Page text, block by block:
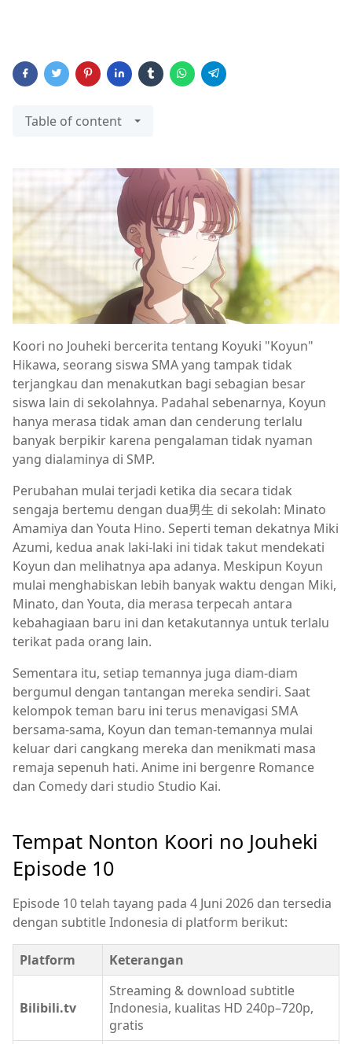
Table of content
Koori no Jouheki bercerita tentang Koyuki "Koyun"
Hikawa, seorang siswa SMA yang tampak tidak
terjangkau dan menakutkan bagi sebagian besar
siswa lain di sekolahnya. Padahal sebenarnya, Koyun
hanya merasa tidak aman dan cenderung terlalu
banyak berpikir karena pengalaman tidak nyaman
yang dialaminya di SMP.
Perubahan mulai terjadi ketika dia secara tidak
sengaja bertemu dengan dua男生 di sekolah: Minato
Amamiya dan Youta Hino. Seperti teman dekatnya Miki
Azumi, kedua anak laki-laki ini tidak takut mendekati
Koyun dan melihatnya apa adanya. Meskipun Koyun
mulai menghabiskan lebih banyak waktu dengan Miki,
Minato, dan Youta, dia merasa terpecah antara
kebahagiaan baru ini dan ketakutannya untuk terlalu
terikat pada orang lain.
Sementara itu, setiap temannya juga diam-diam
bergumul dengan tantangan mereka sendiri. Saat
kelompok teman baru ini terus menavigasi SMA
bersama-sama, Koyun dan teman-temannya mulai
keluar dari cangkang mereka dan menikmati masa
remaja sepenuh hati. Anime ini bergenre Romance
dan Comedy dari studio Studio Kai.
Tempat Nonton Koori no Jouheki
Episode 10
Episode 10 telah tayang pada 4 Juni 2026 dan tersedia
dengan subtitle Indonesia di platform berikut:
Platform Keterangan
Bilibili.tv
Streaming & download subtitle
Indonesia, kualitas HD 240p–720p,
gratis